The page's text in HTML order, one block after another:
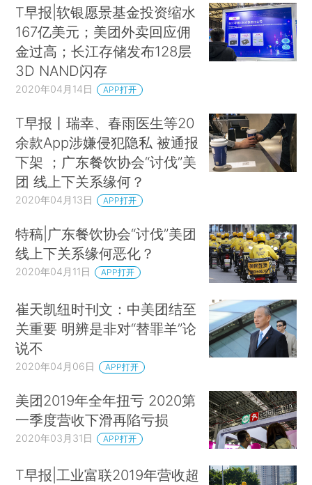
T早报|软银愿景基金投资缩水
167亿美元；美团外卖回应佣
金过高；长江存储发布128层
3D NAND闪存
2020年04月14日 APP打开
T早报丨瑞幸、春雨医生等20
余款App涉嫌侵犯隐私 被通报
下架 ；广东餐饮协会“讨伐”美
团 线上下关系缘何？
2020年04月13日 APP打开
特稿|广东餐饮协会“讨伐”美团
线上下关系缘何恶化？
2020年04月11日 APP打开
崔天凯纽时刊文：中美团结至
关重要 明辨是非对“替罪羊”论
说不
2020年04月06日 APP打开
美团2019年全年扭亏 2020第
一季度营收下滑再陷亏损
2020年03月31日 APP打开
T早报|工业富联2019年营收超